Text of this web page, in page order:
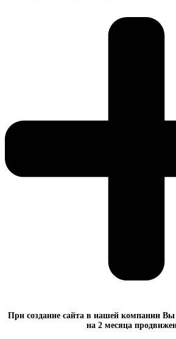
При создание сайта в нашей компании Вы
на 2 месяца